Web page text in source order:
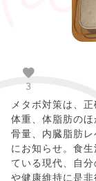
3
メタボ対策は、
体重、体脂肪の
骨量、内臓脂肪
にお知らせ。食
ている現代、自
や健康維持に是非